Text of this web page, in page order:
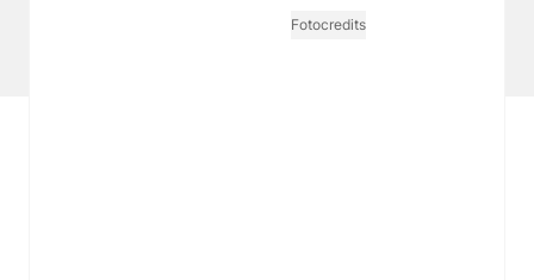
Fotocredits